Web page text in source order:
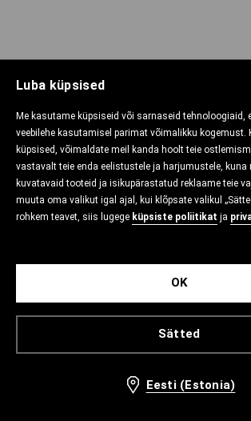
Luba küpsised
Me kasutame küpsiseid või sarnaseid tehnoloogiaid,
veebilehe kasutamisel parimat võimalikku kogemust.
küpsised, võimaldate meil kanda hoolt teie
vastavalt teie enda eelistustele ja harjumustele, kuna
kuvatavaid tooteid ja isikupärastatud reklaame teie
muuta oma valikut igal ajal, kui klõpsate valikul
rohkem teavet, siis lugege küpsiste poliitikat ja
Sätted
OK
Eesti (Estonia)